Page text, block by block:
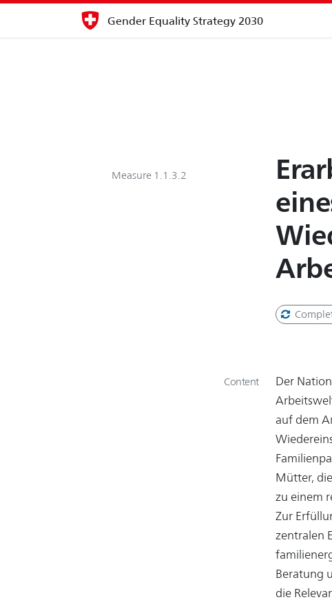
Gender Equality Strategy 2030
Measure 1.1.3.2
Content
Der
auf dem
Mütter,
zu einem
Zur
zentralen
Beratung
die